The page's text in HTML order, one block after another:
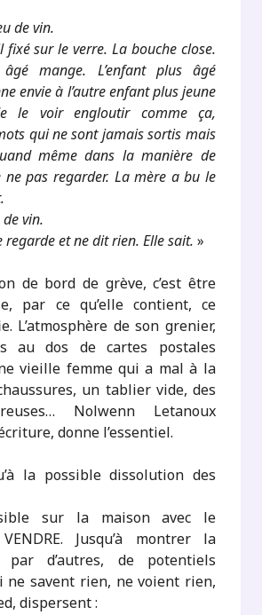
de vin.
fixé sur le verre. La bouche close.
âgé mange. L’enfant plus âgé
envie à l’autre enfant plus jeune
le voir engloutir comme ça,
qui ne sont jamais sortis mais
même dans la manière de
pas regarder. La mère a bu le
vin.
et ne dit rien. Elle sait. »
de bord de grève, c’est être
par ce qu’elle contient, ce
L’atmosphère de son grenier,
au dos de cartes postales
vieille femme qui a mal à la
un tablier vide, des
Nolwenn Letanoux
donne l’essentiel.
la possible dissolution des
sur la maison avec le
Jusqu’à montrer la
par d’autres, de potentiels
ne savent rien, ne voient rien,
dispersent :